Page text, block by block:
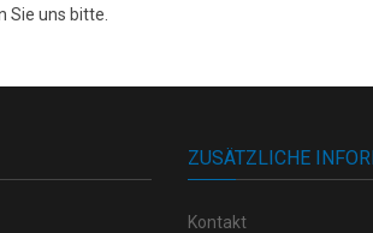
Sie uns bitte.
ZUSÄTZLICHE
Kontakt